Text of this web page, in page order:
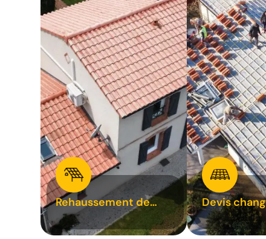
Rehaussement de
toiture 31
Devis
tuile 31